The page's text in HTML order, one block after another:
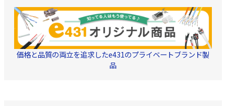
びフェースプレー
応しています。 ◆仕様・
規格 ●色: オフホワ
ト、黒、白、赤、
ジ、黄、緑、青 ●
ABS ●モジュラー
クタイプ: RJ45 ●
ールタイプ: Mini-
価格と品質の両立を追求したe431のプライベートブランド製
品